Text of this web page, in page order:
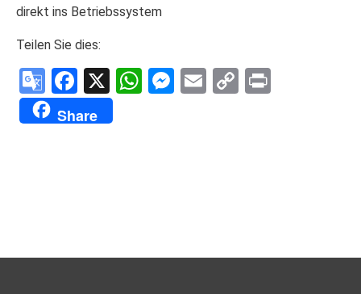
direkt ins Betriebssystem
Teilen Sie dies:
Google
Translate
Facebook
X WhatsApp
Messenger
Email
Copy
Share